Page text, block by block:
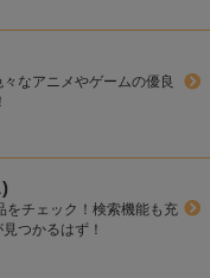
なアニメやゲームの優良
をチェック！検索機能も充
つかるはず！